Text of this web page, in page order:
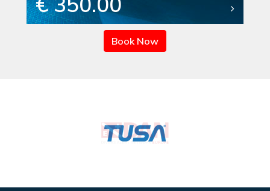
Book Now